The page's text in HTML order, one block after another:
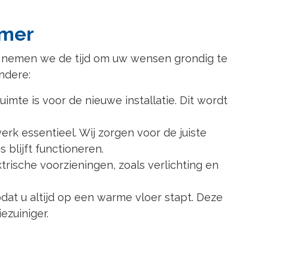
we de tijd om uw wensen grondig te
is voor de nieuwe installatie. Dit wordt
essentieel. Wij zorgen voor de juiste
blijft functioneren.
voorzieningen, zoals verlichting en
u altijd op een warme vloer stapt. Deze